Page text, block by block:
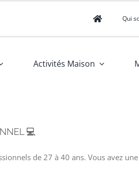
Qui
Activités Maison
💻
de 27 à 40 ans. Vous avez